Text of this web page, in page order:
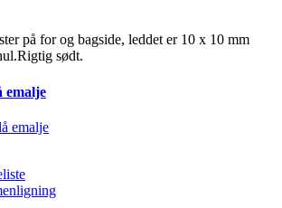
på for og bagside, leddet er 10 x 10 mm
sødt.
emalje